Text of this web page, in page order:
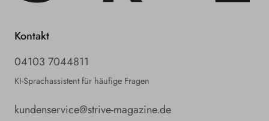
Kontakt
04103 7044811
KI-Sprachassistent für häufige Fragen
kundenservice@strive-magazine.de